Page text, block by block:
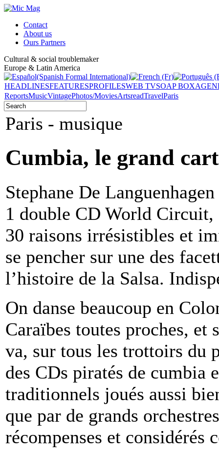
Contact
About us
Ours Partners
Cultural & social troublemaker
Europe & Latin America
HEADLINESFEATURESPROFILESWEB TVSOAP BOX
ReportsMusicVintagePhotos/MoviesArtsreadTravelParis
Paris - musique
Cumbia, le grand
Stephane De
1 double CD World
30 raisons irrésistibles et
se pencher sur une des
l’histoire de la Salsa.
On danse beaucoup en
Caraïbes toutes proches, et
va, sur tous les trottoirs du
des CDs piratés de cumbia
traditionnels joués aussi
que par de grands
récompenses et considérés